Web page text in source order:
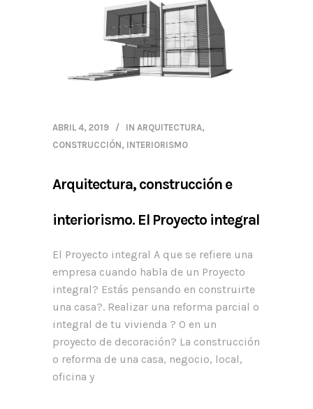
ABRIL 4, 2019 IN ARQUITECTURA,
CONSTRUCCIÓN, INTERIORISMO
Arquitectura, construcción e
interiorismo. El Proyecto integral
El Proyecto integral A que se refiere una
empresa cuando habla de un Proyecto
integral? Estás pensando en construirte
una casa?. Realizar una reforma parcial o
integral de tu vivienda ? O en un
proyecto de decoración? La construcción
o reforma de una casa, negocio, local,
oficina y